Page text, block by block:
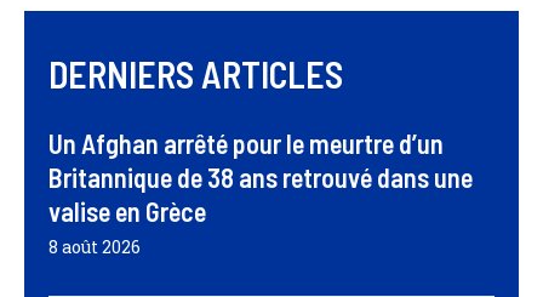
DERNIERS ARTICLES
Un Afghan arrêté pour le meurtre d’un
Britannique de 38 ans retrouvé dans une
valise en Grèce
8 août 2026